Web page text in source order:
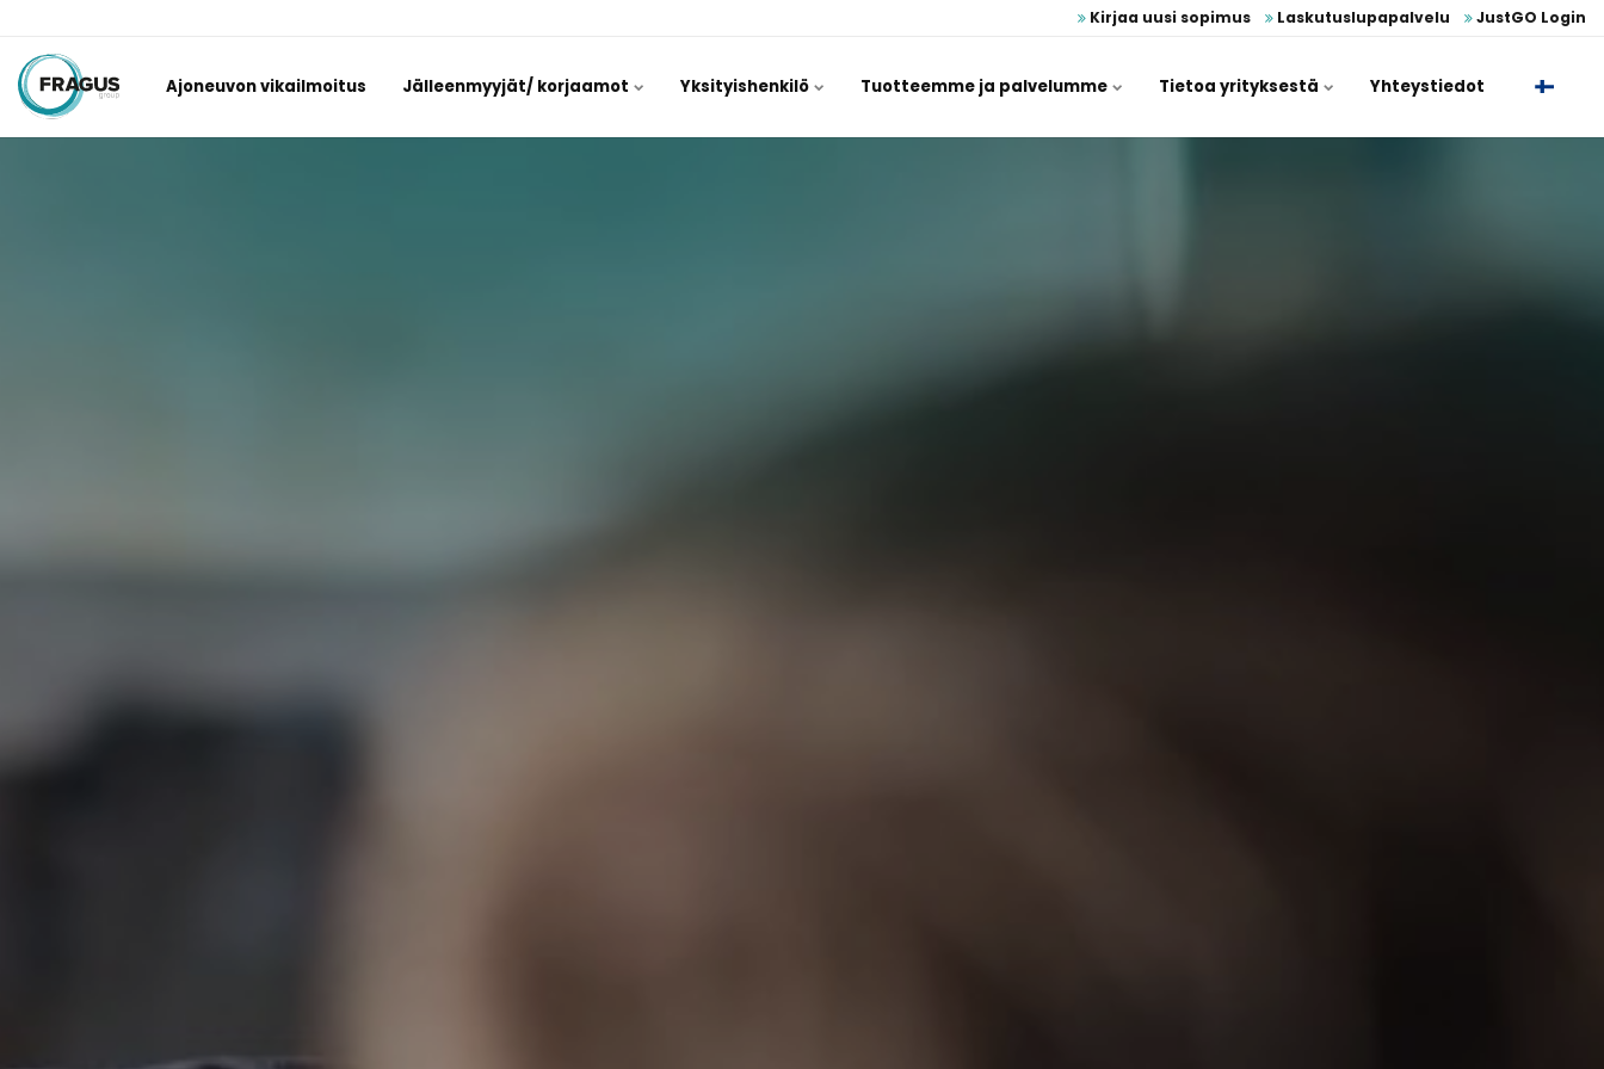
Kirjaa uusi sopimus Laskutuslupapalvelu JustGO Login
Ajoneuvon vikailmoitus Jälleenmyyjät/ korjaamot Yksityishenkilö Tuotteemme ja palvelumme Tietoa yrityksestä Yhteystiedot